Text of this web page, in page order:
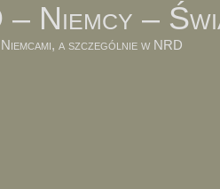
Niemcy –
a szczególnie w NRD